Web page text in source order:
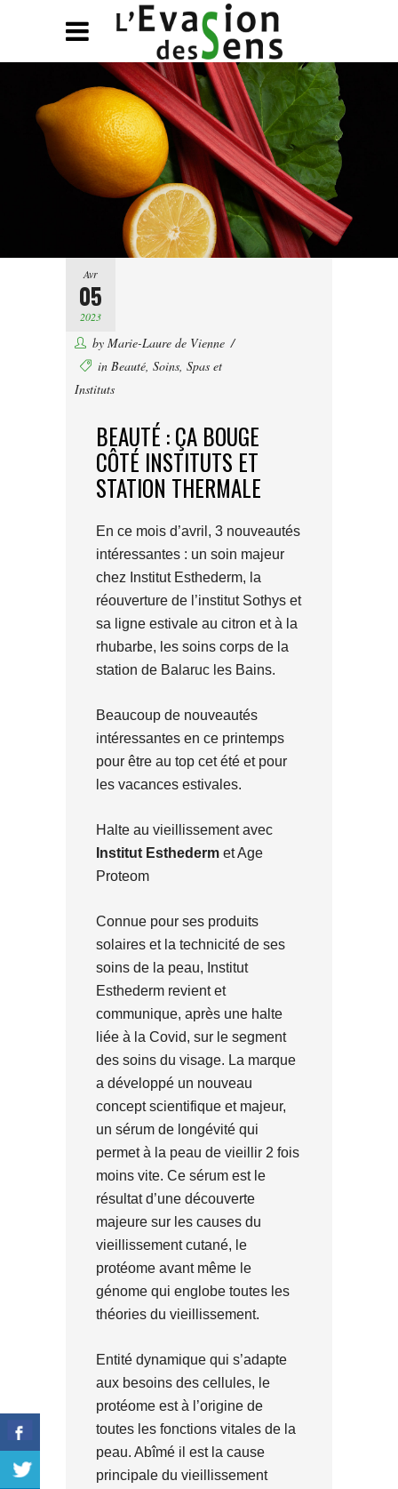
Avr
05
2023
by Marie-Laure de Vienne
in Beauté Soins Spas et
Instituts
BEAUTÉ : ÇA BOUGE
CÔTÉ INSTITUTS ET
STATION THERMALE
En ce mois d’avril, 3 nouveautés
intéressantes : un soin majeur
chez Institut Esthederm, la
réouverture de l’institut Sothys et
sa ligne estivale au citron et à la
rhubarbe, les soins corps de la
station de Balaruc les Bains.
Beaucoup de nouveautés
intéressantes en ce printemps
pour être au top cet été et pour
les vacances estivales.
Halte au vieillissement avec
Institut Esthederm et Age
Proteom
Connue pour ses produits
solaires et la technicité de ses
soins de la peau, Institut
Esthederm revient et
communique, après une halte
liée à la Covid, sur le segment
des soins du visage. La marque
a développé un nouveau
concept scientifique et majeur,
un sérum de longévité qui
permet à la peau de vieillir 2 fois
moins vite. Ce sérum est le
résultat d’une découverte
majeure sur les causes du
vieillissement cutané, le
protéome avant même le
génome qui englobe toutes les
théories du vieillissement.
Entité dynamique qui s’adapte
aux besoins des cellules, le
protéome est à l’origine de
toutes les fonctions vitales de la
peau. Abîmé il est la cause
principale du vieillissement